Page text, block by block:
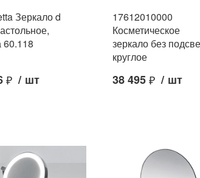
Зеркало d
60.118
₽ / шт
17612010000
Косметическое
зеркало без
круглое
38 495₽ / шт